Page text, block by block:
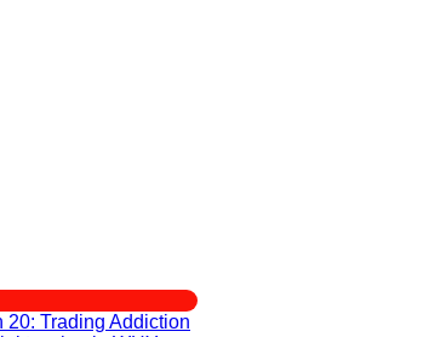
20: Trading Addiction